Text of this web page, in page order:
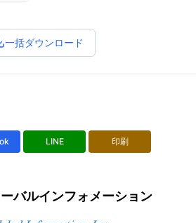
一括ダウンロード
LINE 印刷
バルインフォメーション